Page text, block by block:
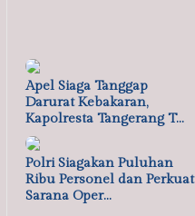
Apel Siaga Tanggap
Darurat Kebakaran,
Kapolresta Tangerang T…
Polri Siagakan Puluhan
Ribu Personel dan Perkuat
Sarana Oper…